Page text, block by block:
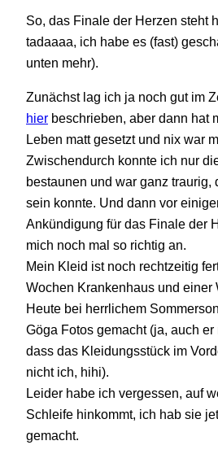
So, das Finale der Herzen steht
tadaaaa, ich habe es (fast)
unten mehr).
Zunächst lag ich ja noch gut im
hier beschrieben, aber dann hat
Leben matt gesetzt und nix war
Zwischendurch konnte ich nur
bestaunen und war ganz traurig,
sein konnte. Und dann vor
Ankündigung für das Finale der
mich noch mal so richtig an.
Mein Kleid ist noch rechtzeitig
Wochen Krankenhaus und einer
Heute bei herrlichem
Göga Fotos gemacht (ja, auch
dass das Kleidungsstück im
nicht ich, hihi).
Leider habe ich vergessen, auf
Schleife hinkommt, ich hab sie
gemacht.